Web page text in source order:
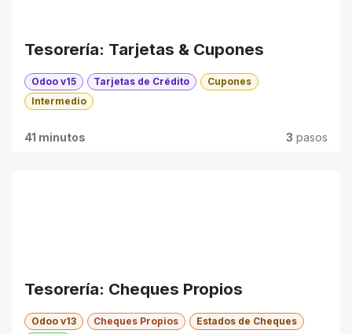
Tesorería: Tarjetas & Cupones
Odoo v15 Tarjetas de Crédito
Cupones
Intermedio
41 minutos 3 pasos
Tesorería: Cheques Propios
Odoo v13 Cheques Propios
Estados de Cheques